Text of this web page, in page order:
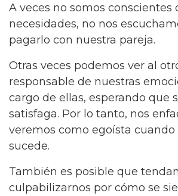
A veces no somos conscientes
necesidades, no nos
pagarlo con nuestra pareja.
Otras veces podemos ver al
responsable de nuestras
cargo de ellas, esperando que
satisfaga. Por lo tanto, nos
veremos como egoísta cuando
sucede.
También es posible que
culpabilizarnos por cómo se